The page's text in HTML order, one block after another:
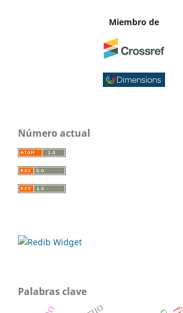
Miembro de
Número actual
Palabras clave